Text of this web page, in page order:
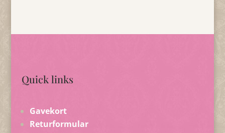
Quick links
Gavekort
Returformular